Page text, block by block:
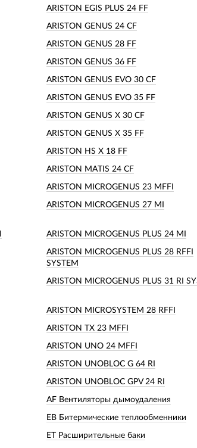
ARISTON EGIS PLUS 24 FF
ARISTON GENUS 24 CF
ARISTON GENUS 28 FF
ARISTON GENUS 36 FF
ARISTON GENUS EVO 30 CF
ARISTON GENUS EVO 35 FF
ARISTON GENUS X 30 CF
ARISTON GENUS X 35 FF
ARISTON HS X 18 FF
ARISTON MATIS 24 CF
ARISTON MICROGENUS 23 MFFI
ARISTON MICROGENUS 27 MI
ARISTON MICROGENUS PLUS 24 MI
ARISTON MICROGENUS PLUS 28 RFFI
SYSTEM
ARISTON MICROGENUS PLUS 31 RI
ARISTON MICROSYSTEM 28 RFFI
ARISTON TX 23 MFFI
ARISTON UNO 24 MFFI
ARISTON UNOBLOC G 64 RI
ARISTON UNOBLOC GPV 24 RI
AF Вентиляторы дымоудаления
EB Битермические теплообменники
ET Расширительные баки